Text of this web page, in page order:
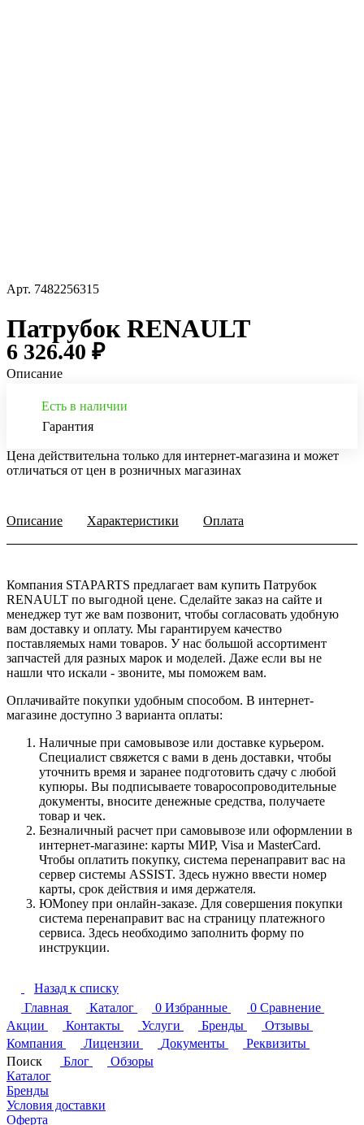
Арт. 7482256315
Патрубок RENAULT
6 326.40 ₽
Описание
Есть в наличии
Гарантия
Цена действительна только для интернет-магазина и может
отличаться от цен в розничных магазинах
Описание Характеристики Оплата
Компания STAPARTS предлагает вам купить Патрубок
RENAULT по выгодной цене. Сделайте заказ на сайте и
менеджер тут же вам позвонит, чтобы согласовать удобную
вам доставку и оплату. Мы гарантируем качество
поставляемых нами товаров. У нас большой ассортимент
запчастей для разных марок и моделей. Даже если вы не
нашли что искали - звоните, мы поможем вам.
Оплачивайте покупки удобным способом. В интернет-
магазине доступно 3 варианта оплаты:
Наличные при самовывозе или доставке курьером.
Специалист свяжется с вами в день доставки, чтобы
уточнить время и заранее подготовить сдачу с любой
купюры. Вы подписываете товаросопроводительные
документы, вносите денежные средства, получаете
товар и чек.
Безналичный расчет при самовывозе или оформлении в
интернет-магазине: карты МИР, Visa и MasterCard.
Чтобы оплатить покупку, система перенаправит вас на
сервер системы ASSIST. Здесь нужно ввести номер
карты, срок действия и имя держателя.
ЮMoney при онлайн-заказе. Для совершения покупки
система перенаправит вас на страницу платежного
сервиса. Здесь необходимо заполнить форму по
инструкции.
Назад к списку
Главная
Каталог 0 Избранные 0 Сравнение
Акции
Контакты Услуги Бренды
Отзывы
Компания
Лицензии Документы
Реквизиты
Поиск
Блог
Обзоры
Каталог
Бренды
Условия доставки
Оферта